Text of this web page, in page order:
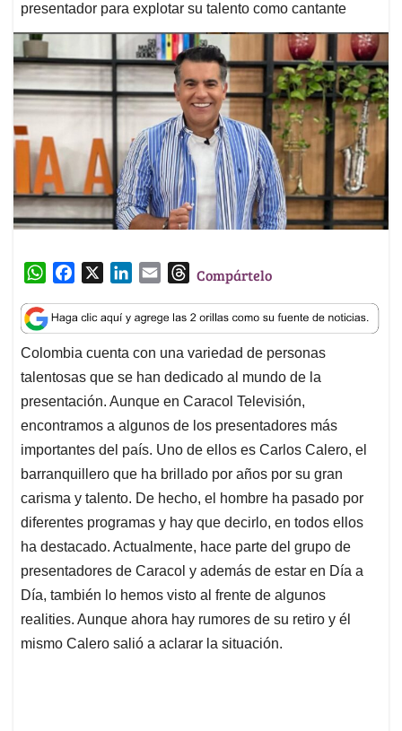
presentador para explotar su talento como cantante
W
a
t
s
A
p
p
c
e
b
o
o
k
n
k
e
d
I
n
a
i
l
T
r
e
a
d
s
Compártelo
Colombia cuenta con una variedad de personas
talentosas que se han dedicado al mundo de la
presentación. Aunque en Caracol Televisión,
encontramos a algunos de los presentadores más
importantes del país. Uno de ellos es Carlos Calero, el
barranquillero que ha brillado por años por su gran
carisma y talento. De hecho, el hombre ha pasado por
diferentes programas y hay que decirlo, en todos ellos
ha destacado. Actualmente, hace parte del grupo de
presentadores de Caracol y además de estar en Día a
Día, también lo hemos visto al frente de algunos
realities. Aunque ahora hay rumores de su retiro y él
mismo Calero salió a aclarar la situación.